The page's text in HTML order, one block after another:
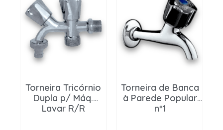
Torneira Tricórnio
Dupla p/ Máq.
Lavar R/R
Torneira de Banca
à Parede Popular
nº1